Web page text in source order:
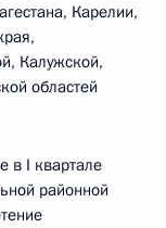
Карелии,
Калужской,
областей
в I квартале
районной